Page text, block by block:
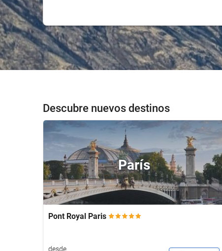
Descubre nuevos destinos
París
Pont Royal Paris
desde